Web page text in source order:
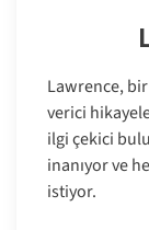
Lawrence,
verici
ilgi çekici
inanıyor ve
istiyor.